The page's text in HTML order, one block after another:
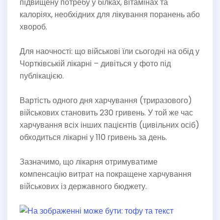
підвищену потребу у білках, вітамінах та
калоріях, необхідних для лікування поранень або
хвороб.
Для наочності: що військові їли сьогодні на обід у
Чортківській лікарні – дивіться у фото під
публікацією.
Вартість одного дня харчування (триразового)
військових становить 230 гривень. У той же час
харчування всіх інших пацієнтів (цивільних осіб)
обходиться лікарні у 110 гривень за день.
Зазначимо, що лікарня отримуватиме
компенсацію витрат на покращене харчування
військових із державного бюджету.